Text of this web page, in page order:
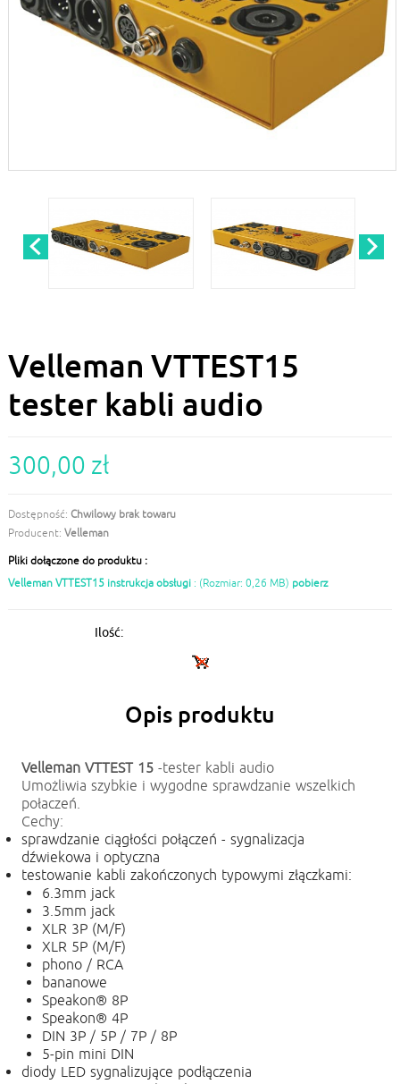
Velleman VTTEST15
tester kabli audio
300,00 zł
Dostępność: Chwilowy brak towaru
Producent: Velleman
Pliki dołączone do produktu :
Velleman VTTEST15 instrukcja obsługi : (Rozmiar: 0,26 MB) pobierz
Ilość:
Opis produktu
Velleman VTTEST 15-tester kabli audio
Umożliwia szybkie i wygodne sprawdzanie wszelkich
połaczeń.
Cechy:
sprawdzanie ciągłości połączeń - sygnalizacja
dźwiekowa i optyczna
testowanie kabli zakończonych typowymi złączkami:
6.3mm jack
3.5mm jack
XLR 3P (M/F)
XLR 5P (M/F)
phono / RCA
bananowe
Speakon® 8P
Speakon® 4P
DIN 3P / 5P / 7P / 8P
5-pin mini DIN
diody LED sygnalizujące podłączenia